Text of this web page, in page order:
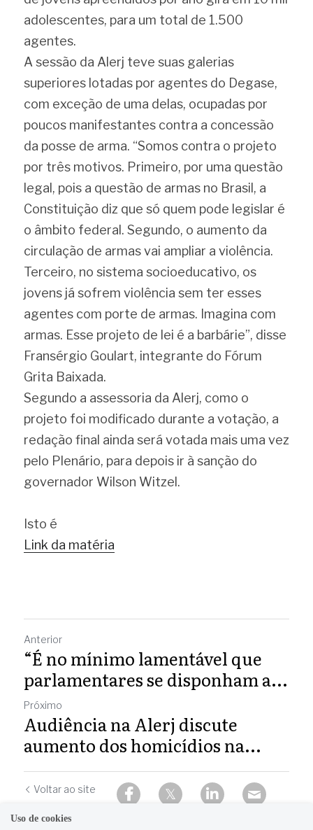
adolescentes, para um total de 1.500
agentes.
A sessão da Alerj teve suas galerias
superiores lotadas por agentes do Degase,
com exceção de uma delas, ocupadas por
poucos manifestantes contra a concessão
da posse de arma. “Somos contra o projeto
por três motivos. Primeiro, por uma questão
legal, pois a questão de armas no Brasil, a
Constituição diz que só quem pode legislar é
o âmbito federal. Segundo, o aumento da
circulação de armas vai ampliar a violência.
Terceiro, no sistema socioeducativo, os
jovens já sofrem violência sem ter esses
agentes com porte de armas. Imagina com
armas. Esse projeto de lei é a barbárie”, disse
Fransérgio Goulart, integrante do Fórum
Grita Baixada.
Segundo a assessoria da Alerj, como o
projeto foi modificado durante a votação, a
redação final ainda será votada mais uma vez
pelo Plenário, para depois ir à sanção do
governador Wilson Witzel.
Isto é
Link da matéria
Anterior
“É no mínimo lamentável que
parlamentares se disponham a...
Próximo
Audiência na Alerj discute
aumento dos homicídios na...
Voltar ao site
Uso de cookies